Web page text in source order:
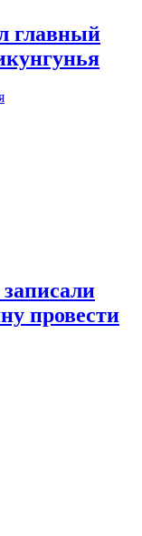
главный
провести